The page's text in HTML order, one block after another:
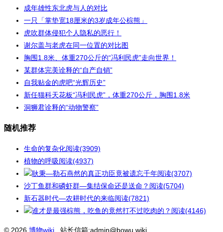
成年雄性东北虎与人的对比
一只「掌垫宽18厘米的3岁成年公棕熊」
虎吹群体侵犯个人隐私的恶行！
谢尔盖与老虎在同一位置的对比图
胸围1.8米、体重270公斤的“冯利民虎”走向世界！
某群体完美诠释的“自产自销”
自我贴金的虎吧“光辉历史”
新任猫科天花板“冯利民虎”，体重270公斤，胸围1.8米
洞狮君诠释的“动物警察”
随机推荐
生命的复杂化阅读(3909)
植物的呼吸阅读(4937)
耿秉—勒石燕然的真正功臣竟被遗忘千年阅读(3707)
沙丁鱼群和磷虾群—集结保命还是送命？ 阅读(5704)
新石器时代—农耕时代的来临阅读(7821)
谁才是最强棕熊，吃鱼的竟然打不过吃肉的？ 阅读(4146)
© 2026 博物wiki 站长信箱:admin@bowu.wiki